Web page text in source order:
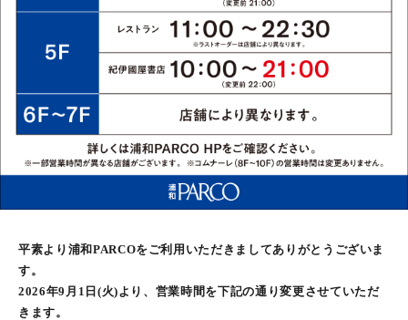
平素より浦和PARCOをご利用いただきましてありがとうございま
す。
2026年9月1日(火)より、営業時間を下記の通り変更させていただ
きます。